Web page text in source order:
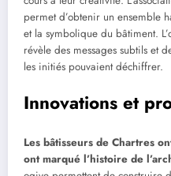
permet d’obtenir un ensemble
et la symbolique du bâtiment.
révèle des messages subtils et
les initiés pouvaient déchiffrer.
Innovations et
Les bâtisseurs de Chartres
ont marqué l’histoire de